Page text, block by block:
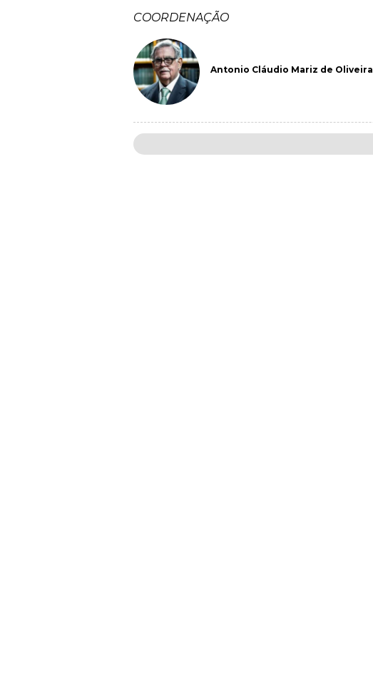
COORDENAÇÃO
Antonio Cláudio Mariz de Oliveira